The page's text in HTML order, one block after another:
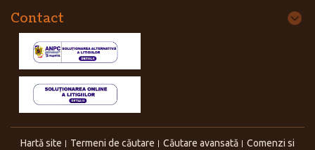
Contact
Hartă site Termeni de căutare Căutare avansată Comenzi si